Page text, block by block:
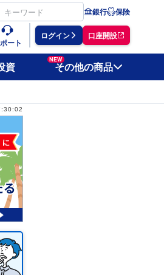
銀行 保険
ート
ログイン 口座開設
資
NEW
その他の商品